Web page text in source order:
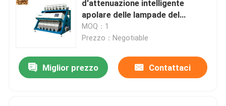
Vaglio materiale
Selezionatore di colore di cereale
d'attenuazione intelligente
apolare delle lampade del
selezionatore LED di colore
dell'arachide
MOQ：1
Prezzo：Negotiable
Miglior prezzo Contattaci